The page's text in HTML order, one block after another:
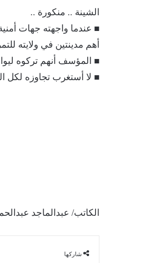
الشينة .. منكورة ..
■ عندما واجهته جهات
أهم مدينتين في ولايته
■ المؤسف أنهم تركوه
■ لا أستغرب تجاوزه لكل
الكاتب/ عبدالماجد
شاركها